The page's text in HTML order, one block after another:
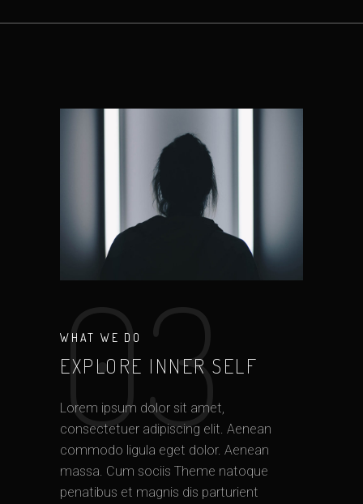
WHAT WE DO
EXPLORE INNER SELF
Lorem ipsum dolor sit amet,
consectetuer adipiscing elit. Aenean
commodo ligula eget dolor. Aenean
massa. Cum sociis Theme natoque
penatibus et magnis dis parturient
03